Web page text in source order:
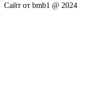
Сайт от bmb1 @ 2024